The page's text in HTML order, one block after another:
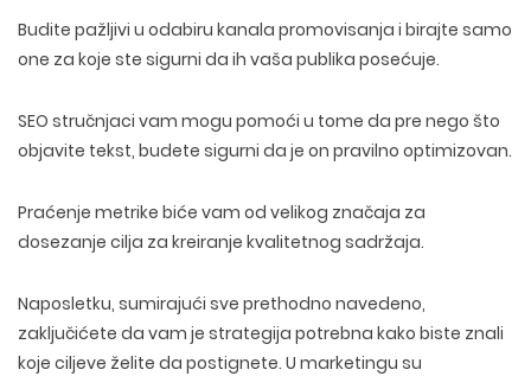
Budite pažljivi u odabiru kanala promovisanja i birajte samo
one za koje ste sigurni da ih vaša publika posećuje.
SEO stručnjaci vam mogu pomoći u tome da pre nego što
objavite tekst, budete sigurni da je on pravilno optimizovan.
Praćenje metrike biće vam od velikog značaja za
dosezanje cilja za kreiranje kvalitetnog sadržaja.
Naposletku, sumirajući sve prethodno navedeno,
zaključićete da vam je strategija potrebna kako biste znali
koje ciljeve želite da postignete. U marketingu su